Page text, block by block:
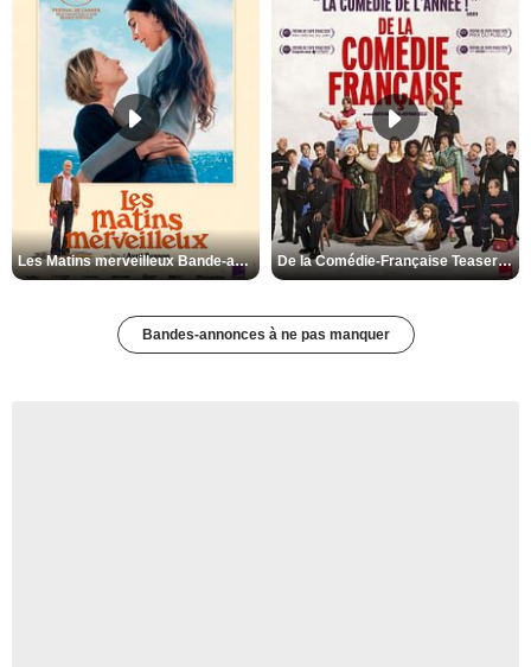
Les Matins merveilleux Bande-annonce VF De la Comédie-Française Teaser VF
Bandes-annonces à ne pas manquer